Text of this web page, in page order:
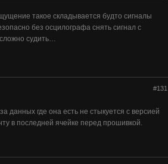
такое складывается будто сигналы
без осцилографа снять сигнал с
судить…
#131
где она есть не стыкуется с версией
в последней ячейке перед прошивкой.